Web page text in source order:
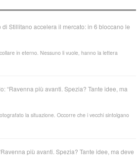
di Stillitano accelera il mercato: in 6 bloccano le
in eterno. Nessuno li vuole, hanno la lettera
“Ravenna più avanti. Spezia? Tante idee, ma
la situazione. Occorre che i vecchi sintolgano
più avanti. Spezia? Tante idee, ma deve